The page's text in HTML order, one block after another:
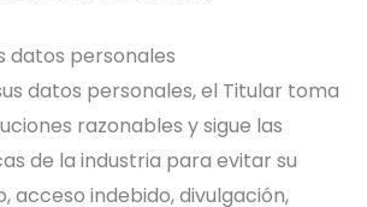
datos personales
datos personales, el Titular toma
razonables y sigue las
de la industria para evitar su
acceso indebido, divulgación,